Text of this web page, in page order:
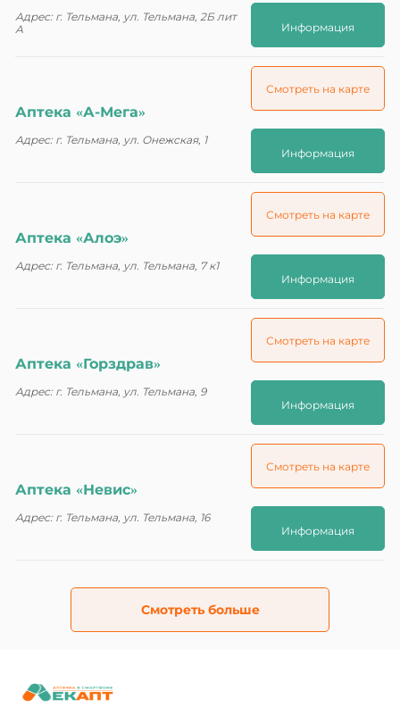
Адрес: г. Тельмана, ул. Тельмана, 2Б лит
А
Информация
Аптека «А-Мега»
Адрес: г. Тельмана, ул. Онежская, 1
Смотреть на карте
Информация
Аптека «Алоэ»
Адрес: г. Тельмана, ул. Тельмана, 7 к1
Смотреть на карте
Информация
Аптека «Горздрав»
Адрес: г. Тельмана, ул. Тельмана, 9
Смотреть на карте
Информация
Аптека «Невис»
Адрес: г. Тельмана, ул. Тельмана, 16
Смотреть на карте
Информация
Смотреть больше